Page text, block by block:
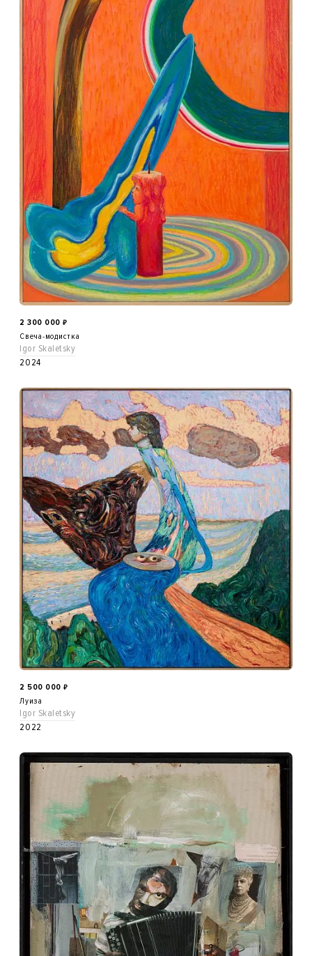
2 300 000 ₽
Свеча-модистка
Igor Skaletsky
2024
2 500 000 ₽
Луиза
Igor Skaletsky
2022